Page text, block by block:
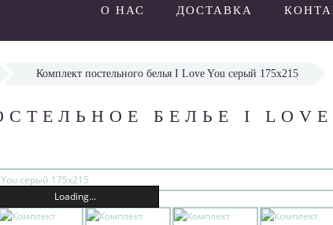
О НАС ДОСТАВКА
Комплект постельного белья I Love You серый 175х215
БЕЛЬЕ I LOVE
Loading...